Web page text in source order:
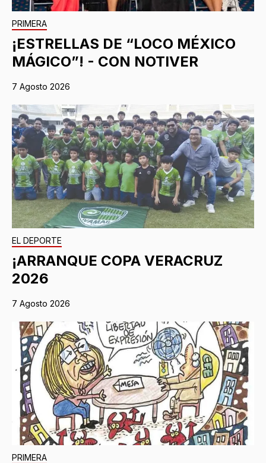
PRIMERA
¡ESTRELLAS DE “LOCO MÉXICO
MÁGICO”! - CON NOTIVER
7 Agosto 2026
EL DEPORTE
¡ARRANQUE COPA VERACRUZ
2026
7 Agosto 2026
PRIMERA